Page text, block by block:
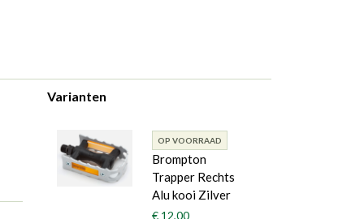
Varianten
OP VOORRAAD
Brompton
Trapper Rechts
Alu kooi Zilver
€ 12,00